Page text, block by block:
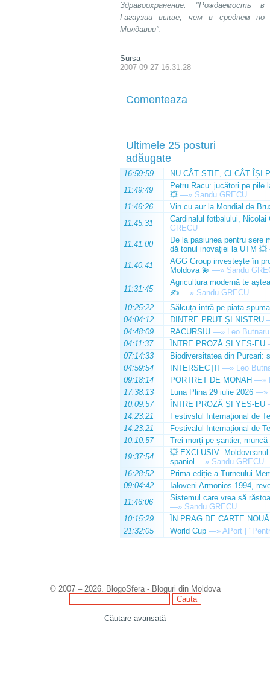
Здравоохранение: "Рождаемость в
Гагаузии выше, чем в среднем по
Молдавии".
Sursa
2007-09-27 16:31:28
Comenteaza
Ultimele 25 posturi
adăugate
16:59:59
NU CÂT ȘTIE, CI CÂT ÎȘI
11:49:49
Petru Racu: jucători pe pile
💥 —» Sandu GRECU
11:46:26
Vin cu aur la Mondial de
11:45:31
Cardinalul fotbalului,
GRECU
11:41:00
De la pasiunea pentru sere
dă tonul inovației la UTM 💥
11:40:41
AGG Group investește în
Moldova 💫 —» Sandu
11:31:45
Agricultura modernă te
✍️ —» Sandu GRECU
10:25:22
Sălcuța intră pe piața
04:04:12
DINTRE PRUT ȘI NISTRU
04:48:09
RACURSIU —» Leo Butnaru
04:11:37
ÎNTRE PROZĂ ȘI YES-EU
07:14:33
Biodiversitatea din Purcari:
04:59:54
INTERSECȚII —» Leo
09:18:14
PORTRET DE MONAH —»
17:38:13
Luna Plina 29 iulie 2026 —»
10:09:57
ÎNTRE PROZĂ ȘI YES-EU
14:23:21
Festivslul Internațional de
14:23:21
Festivalul Internațional de
10:10:57
Trei morți pe șantier, muncă
19:37:54
💥 EXCLUSIV:
spaniol —» Sandu GRECU
16:28:52
Prima ediție a Turneului
09:04:42
Ialoveni Armonios 1994,
11:46:06
Sistemul care vrea să
—» Sandu GRECU
10:15:29
ÎN PRAG DE CARTE NOUĂ
21:32:05
World Cup —» APort |
© 2007 – 2026. BlogoSfera - Bloguri din Moldova
Căutare avansată